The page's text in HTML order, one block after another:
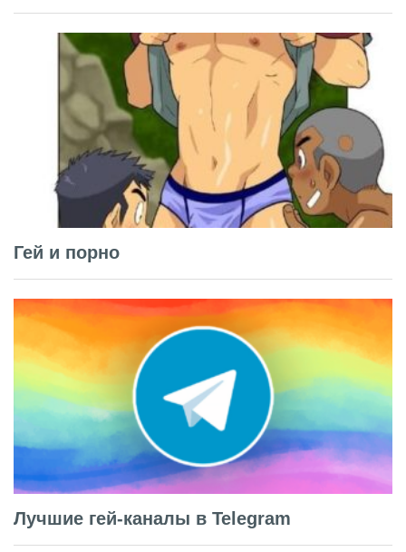
Гей и порно
Лучшие гей-каналы в Telegram